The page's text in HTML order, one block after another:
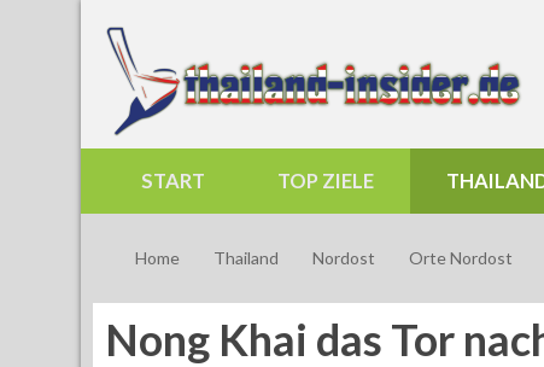
START TOP ZIELE
Home Thailand Nordost Orte Nordost
Nong Khai das Tor